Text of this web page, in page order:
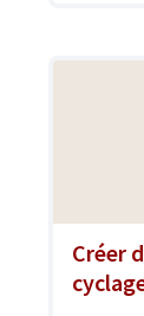
Créer